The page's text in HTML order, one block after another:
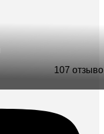
107